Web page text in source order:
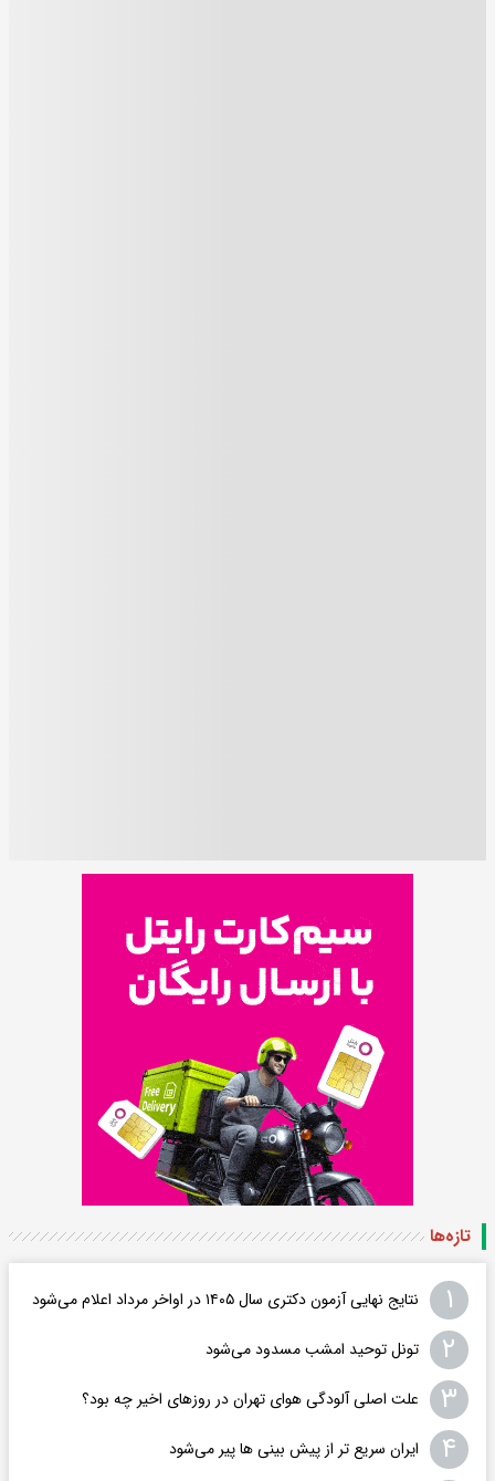
تازه‌ها
۱ نتایج نهایی آزمون دکتری سال ۱۴۰۵ در اواخر مرداد اعلام می‌شود
۲ تونل توحید امشب مسدود می‌شود
۳ علت اصلی آلودگی هوای تهران در روزهای اخیر چه بود؟
۴ ایران سریع تر از پیش بینی ها پیر می‌شود